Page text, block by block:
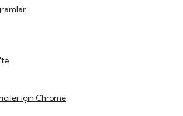
için Chrome